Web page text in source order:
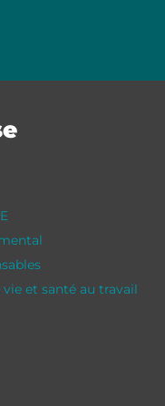
et santé au travail